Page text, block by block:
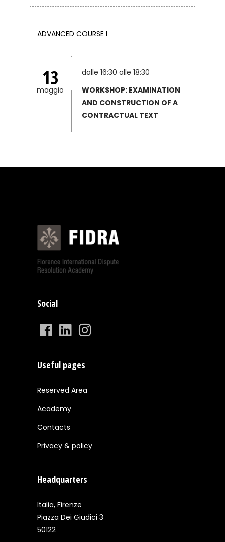
ADVANCED COURSE I
13
maggio
dalle 16:30 alle 18:30
WORKSHOP: EXAMINATION
AND CONSTRUCTION OF A
CONTRACTUAL TEXT
Social
Useful pages
Reserved Area
Academy
Contacts
Privacy & policy
Headquarters
Italia, Firenze
Piazza Dei Giudici 3
50122